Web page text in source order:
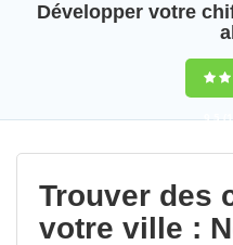
Développer votre
9,5
Trouver des
votre ville :